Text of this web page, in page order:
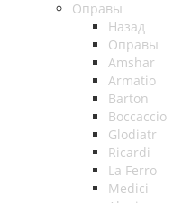
Оправы
Назад
Оправы
Amshar
Armatio
Barton
Boccaccio
Glodiatr
Ricardi
La Ferro
Medici